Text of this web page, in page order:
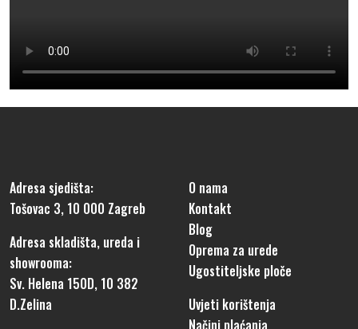
Adresa sjedišta:
Tošovac 3, 10 000 Zagreb
Adresa skladišta, ureda i
showrooma:
Sv. Helena 150D, 10 382
D.Zelina
O nama
Kontakt
Blog
Oprema za urede
Ugostiteljske ploče
Uvjeti korištenja
Načini plaćanja